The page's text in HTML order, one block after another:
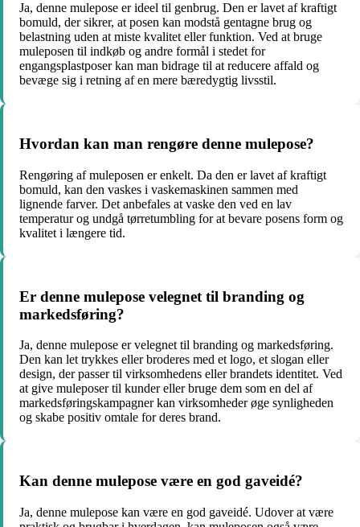
Ja, denne mulepose er ideel til genbrug. Den er lavet af kraftigt
bomuld, der sikrer, at posen kan modstå gentagne brug og
belastning uden at miste kvalitet eller funktion. Ved at bruge
muleposen til indkøb og andre formål i stedet for
engangsplastposer kan man bidrage til at reducere affald og
bevæge sig i retning af en mere bæredygtig livsstil.
Hvordan kan man rengøre denne mulepose?
Rengøring af muleposen er enkelt. Da den er lavet af kraftigt
bomuld, kan den vaskes i vaskemaskinen sammen med
lignende farver. Det anbefales at vaske den ved en lav
temperatur og undgå tørretumbling for at bevare posens form og
kvalitet i længere tid.
Er denne mulepose velegnet til branding og
markedsføring?
Ja, denne mulepose er velegnet til branding og markedsføring.
Den kan let trykkes eller broderes med et logo, et slogan eller
design, der passer til virksomhedens eller brandets identitet. Ved
at give muleposer til kunder eller bruge dem som en del af
markedsføringskampagner kan virksomheder øge synligheden
og skabe positiv omtale for deres brand.
Kan denne mulepose være en god gaveidé?
Ja, denne mulepose kan være en god gaveidé. Udover at være